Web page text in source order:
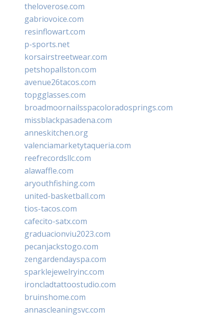
theloverose.com
gabriovoice.com
resinflowart.com
p-sports.net
korsairstreetwear.com
petshopallston.com
avenue26tacos.com
topgglasses.com
broadmoornailsspacoloradosprings.com
missblackpasadena.com
anneskitchen.org
valenciamarketytaqueria.com
reefrecordsllc.com
alawaffle.com
aryouthfishing.com
united-basketball.com
tios-tacos.com
cafecito-satx.com
graduacionviu2023.com
pecanjackstogo.com
zengardendayspa.com
sparklejewelryinc.com
ironcladtattoostudio.com
bruinshome.com
annascleaningsvc.com